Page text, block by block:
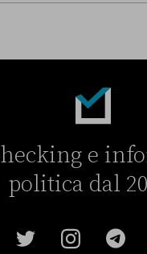
e
politica dal